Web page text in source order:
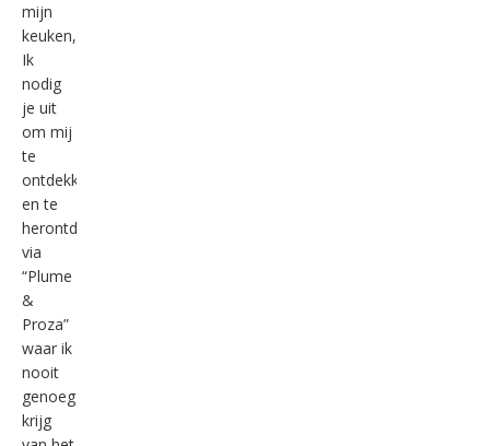
mijn
keuken,
Ik
nodig
je uit
om mij
te
ontdekken
en te
herontdekken
via
“Plume
&
Proza”
waar ik
nooit
genoeg
krijg